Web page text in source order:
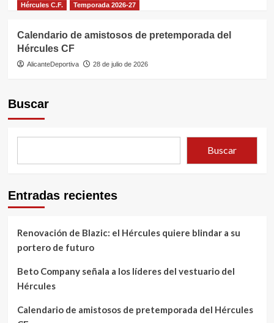
Hércules C.F.
Temporada 2026-27
Calendario de amistosos de pretemporada del
Hércules CF
AlicanteDeportiva 28 de julio de 2026
Buscar
Buscar
Entradas recientes
Renovación de Blazic: el Hércules quiere blindar a su
portero de futuro
Beto Company señala a los líderes del vestuario del
Hércules
Calendario de amistosos de pretemporada del Hércules